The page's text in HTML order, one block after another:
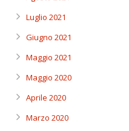
Luglio 2021
Giugno 2021
Maggio 2021
Maggio 2020
Aprile 2020
Marzo 2020